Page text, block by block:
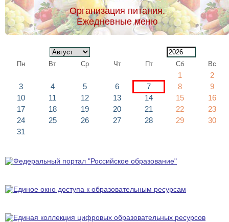
Организация питания.
Ежедневные меню
Пн Вт Ср Чт Пт Сб Вс
1
2
3
4 5 6 7 8
9
10
11 12 13 14 15
16
17
18 19 20 21 22
23
24
25 26 27 28 29
30
31